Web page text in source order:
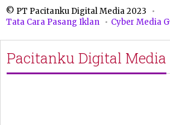
© PT Pacitanku Digital Media 2023
Tata Cara Pasang Iklan
Cyber Media
Pacitanku Digital Media